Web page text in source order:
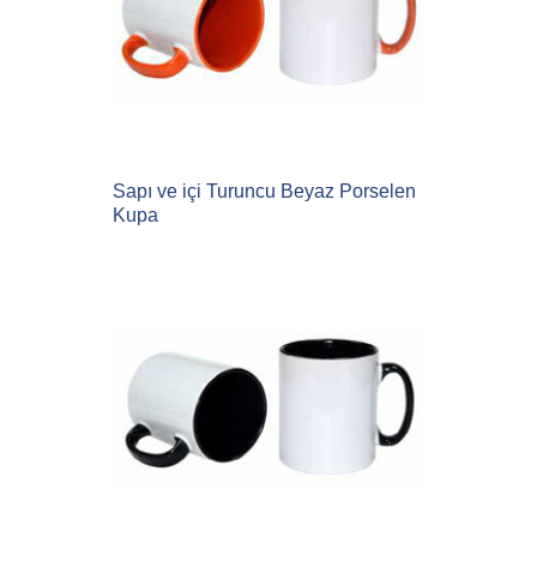
Sapı ve içi Turuncu Beyaz Porselen
Kupa